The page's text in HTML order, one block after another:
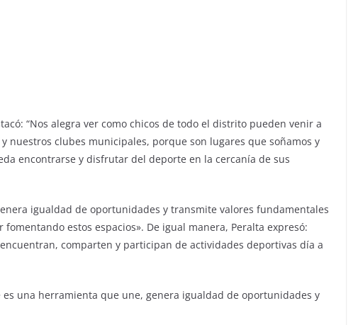
“Nos alegra ver como chicos de todo el distrito pueden venir a
nuestros clubes municipales, porque son lugares que soñamos y
encontrarse y disfrutar del deporte en la cercanía de sus
igualdad de oportunidades y transmite valores fundamentales
estos espacios». De igual manera, Peralta expresó:
comparten y participan de actividades deportivas día a
una herramienta que une, genera igualdad de oportunidades y